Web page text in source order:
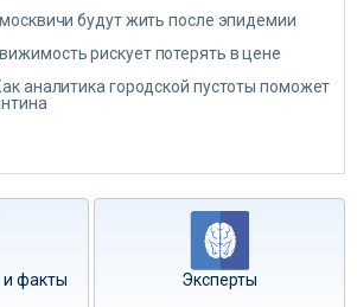
будут жить после эпидемии
рискует потерять в цене
аналитика городской пустоты поможет
факты Эксперты